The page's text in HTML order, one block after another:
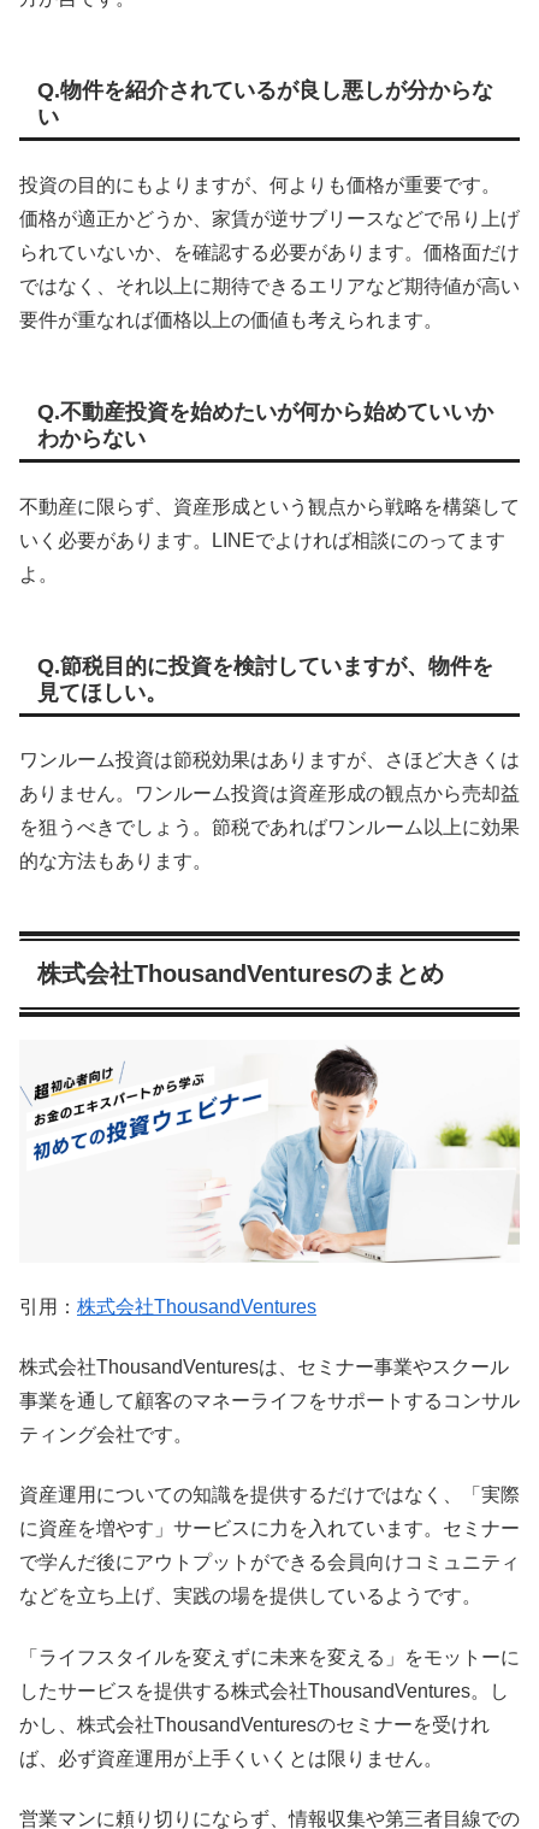
Q.物件を紹介されているが良し悪しが分からな
い
投資の目的にもよりますが、何よりも価格が重要です。
価格が適正かどうか、家賃が逆サブリースなどで吊り上げ
られていないか、を確認する必要があります。価格面だけ
ではなく、それ以上に期待できるエリアなど期待値が高い
要件が重なれば価格以上の価値も考えられます。
Q.不動産投資を始めたいが何から始めていいか
わからない
不動産に限らず、資産形成という観点から戦略を構築して
いく必要があります。LINEでよければ相談にのってます
よ。
Q.節税目的に投資を検討していますが、物件を
見てほしい。
ワンルーム投資は節税効果はありますが、さほど大きくは
ありません。ワンルーム投資は資産形成の観点から売却益
を狙うべきでしょう。節税であればワンルーム以上に効果
的な方法もあります。
株式会社ThousandVenturesのまとめ
引用： 株式会社ThousandVentures
株式会社ThousandVenturesは、セミナー事業やスクール
事業を通して顧客のマネーライフをサポートするコンサル
ティング会社です。
資産運用についての知識を提供するだけではなく、「実際
に資産を増やす」サービスに力を入れています。セミナー
で学んだ後にアウトプットができる会員向けコミュニティ
などを立ち上げ、実践の場を提供しているようです。
「ライフスタイルを変えずに未来を変える」をモットーに
したサービスを提供する株式会社ThousandVentures。し
かし、株式会社ThousandVenturesのセミナーを受けれ
ば、必ず資産運用が上手くいくとは限りません。
営業マンに頼り切りにならず、情報収集や第三者目線での